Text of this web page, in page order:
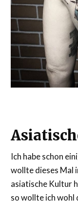
Ich habe schon
wollte dieses Mal
asiatische Kultur
so wollte ich wohl